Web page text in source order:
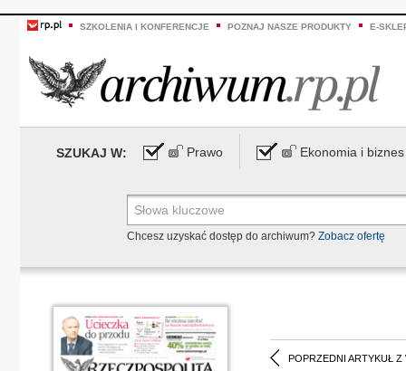
SZKOLENIA I KONFERENCJE POZNAJ NASZE PRODUKTY E-
SZUKAJ W: Prawo Ekonomia i biznes
Chcesz uzyskać dostęp do archiwum? Zobacz ofertę
POPRZEDNI ARTYKUŁ Z